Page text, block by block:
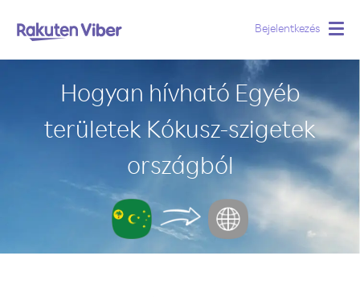
Bejelentkezés
Hogyan hívható Egyéb
területek Kókusz-szigetek
országból